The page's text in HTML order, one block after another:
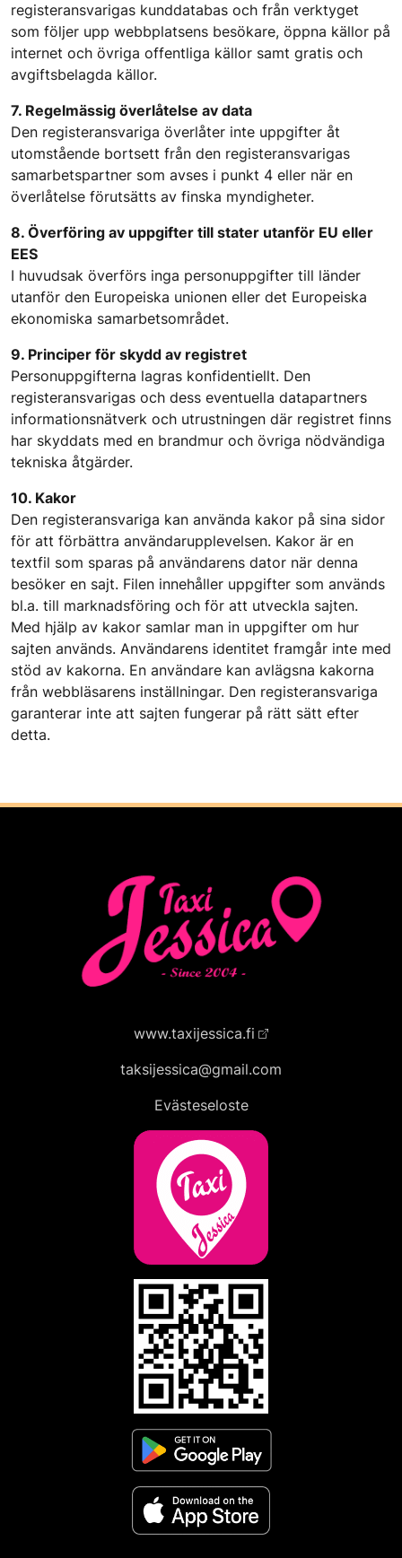
registeransvarigas kunddatabas och från verktyget
som följer upp webbplatsens besökare, öppna källor på
internet och övriga offentliga källor samt gratis och
avgiftsbelagda källor.
7. Regelmässig överlåtelse av data
Den registeransvariga överlåter inte uppgifter åt
utomstående bortsett från den registeransvarigas
samarbetspartner som avses i punkt 4 eller när en
överlåtelse förutsätts av finska myndigheter.
8. Överföring av uppgifter till stater utanför EU eller
EES
I huvudsak överförs inga personuppgifter till länder
utanför den Europeiska unionen eller det Europeiska
ekonomiska samarbetsområdet.
9. Principer för skydd av registret
Personuppgifterna lagras konfidentiellt. Den
registeransvarigas och dess eventuella datapartners
informationsnätverk och utrustningen där registret finns
har skyddats med en brandmur och övriga nödvändiga
tekniska åtgärder.
10. Kakor
Den registeransvariga kan använda kakor på sina sidor
för att förbättra användarupplevelsen. Kakor är en
textfil som sparas på användarens dator när denna
besöker en sajt. Filen innehåller uppgifter som används
bl.a. till marknadsföring och för att utveckla sajten.
Med hjälp av kakor samlar man in uppgifter om hur
sajten används. Användarens identitet framgår inte med
stöd av kakorna. En användare kan avlägsna kakorna
från webbläsarens inställningar. Den registeransvariga
garanterar inte att sajten fungerar på rätt sätt efter
detta.
www.taxijessica.fi
taksijessica@gmail.com
Evästeseloste